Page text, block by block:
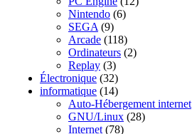
Nintendo (6)
SEGA (9)
Arcade (118)
Ordinateurs (2)
Replay (3)
Électronique (32)
informatique (14)
Auto-Hébergement internet
GNU/Linux (28)
Internet (78)